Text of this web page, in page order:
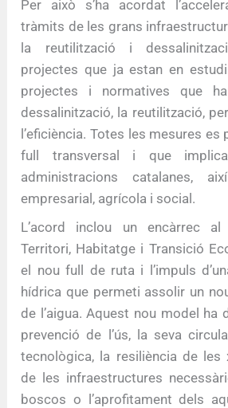
Per això s’ha acordat
tràmits de les grans
la reutilització i
projectes que ja estan en
projectes i normatives que
dessalinització, la reutilització,
l’eficiència. Totes les mesures es
full transversal i que
administracions catalanes,
empresarial, agrícola i social.
L’acord inclou un encàrrec al
Territori, Habitatge i Transició
el nou full de ruta i l’impuls
hídrica que permeti assolir un
de l’aigua. Aquest nou model ha
prevenció de l’ús, la seva
tecnològica, la resiliència de les
de les infraestructures
boscos o l’aprofitament dels